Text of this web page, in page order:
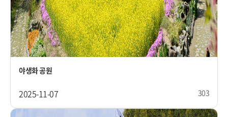
야생화 공원
2025-11-07 303